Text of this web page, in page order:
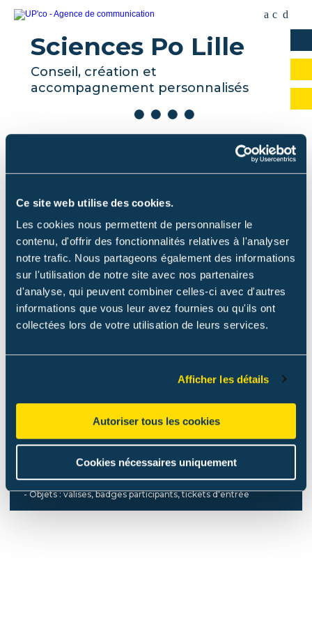
Ce site web utilise des cookies.
Les cookies nous permettent de personnaliser le
contenu, d'offrir des fonctionnalités relatives à l'analyser
notre trafic. Nous partageons également des informations
sur l'utilisation de notre site avec nos partenaires
d'analyse, qui peuvent combiner celles-ci avec d'autres
informations que vous leur avez fournies ou qu'ils ont
collectées lors de votre utilisation de leurs services.
Afficher les détails
Autoriser tous les cookies
Cookies nécessaires uniquement
Sciences Po Lille
Conseil, création et
accompagnement personnalisés
L'enjeu du projet
des événements de l'Ecole : anniversaires, cérémonies de
- Respect des codes graphiques et d'excellence de l'Ecole
- Autres supports : slider web, vignette réseaux sociaux,
habillage vidéo et powerpoint
- Signalétique : affiche, étiquettes...
- Objets : valises, badges participants, tickets d'entrée